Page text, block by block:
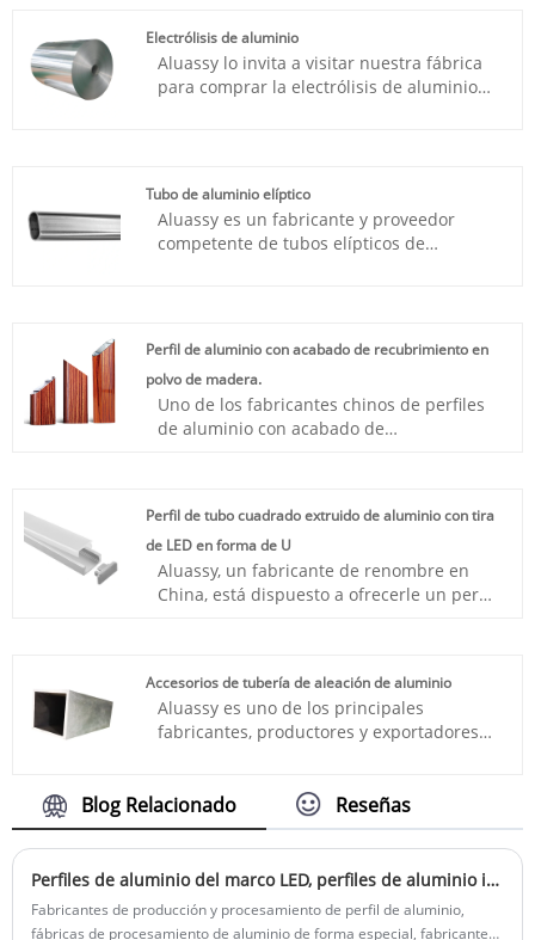
Electrólisis de aluminio
Aluassy lo invita a visitar nuestra fábrica
para comprar la electrólisis de aluminio
Tubo de aluminio elíptico
Aluassy es un fabricante y proveedor
competente de tubos elípticos de
con nosotros de inmediato!
Perfil de aluminio con acabado de recubrimiento en
polvo de madera.
Uno de los fabricantes chinos de perfiles
de aluminio con acabado de
mantenerte en contacto.
Perfil de tubo cuadrado extruido de aluminio con tira
de LED en forma de U
Aluassy, ​​un fabricante de renombre en
China, está dispuesto a ofrecerle un perfil
soporte postventa y entrega rápida.
Accesorios de tubería de aleación de aluminio
Aluassy es uno de los principales
fabricantes, productores y exportadores
Blog Relacionado Reseñas
Perfiles de aluminio del marco LED, perfiles de aluminio irregulares y perfiles de aluminio irregulares industriales experimentan técnicas de procesamiento de precisión como extrusión, corte y soldadura
Fabricantes de producción y procesamiento de perfil de aluminio,
fábricas de procesamiento de aluminio de forma especial, fabricantes